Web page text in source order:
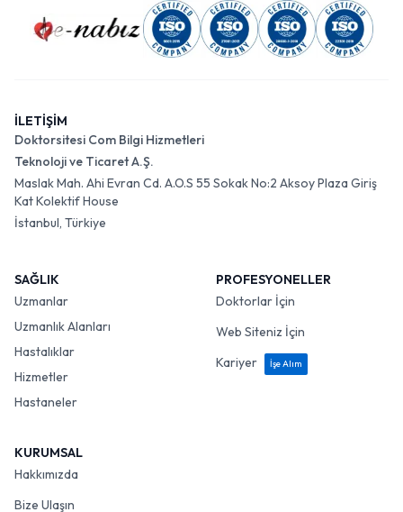
İLETİŞİM
Doktorsitesi Com Bilgi Hizmetleri
Teknoloji ve Ticaret A.Ş.
Maslak Mah. Ahi Evran Cd. A.O.S 55 Sokak No:2 Aksoy Plaza Giriş
Kat Kolektif House
İstanbul, Türkiye
SAĞLIK
Uzmanlar
Uzmanlık Alanları
Hastalıklar
Hizmetler
Hastaneler
PROFESYONELLER
Doktorlar İçin
Web Siteniz İçin
Kariyer
İşe Alım
KURUMSAL
Hakkımızda
Bize Ulaşın